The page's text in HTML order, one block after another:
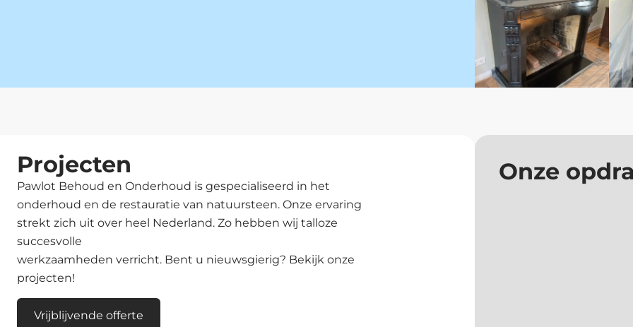
Projecten
Pawlot Behoud en Onderhoud is gespecialiseerd in het
onderhoud en de restauratie van natuursteen. Onze ervaring
strekt zich uit over heel Nederland. Zo hebben wij talloze
succesvolle
werkzaamheden verricht. Bent u nieuwsgierig? Bekijk onze
projecten!
Vrijblijvende offerte
Onze